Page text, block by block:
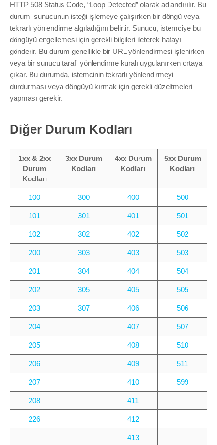
Marka Tescil
Yapay Zeka
Bilgi Bankası
Blog
Müşteri Giriş
Yeni Kayıt
HTTP 508 Status Code, “Loop Detected” olarak adlandırılır. Bu
durum, sunucunun isteği işlemeye çalışırken bir döngü veya
tekrarlı yönlendirme algıladığını belirtir. Sunucu, istemciye bu
döngüyü engellemesi için gerekli bilgileri ileterek hatayı
gönderir. Bu durum genellikle bir URL yönlendirmesi işlenirken
veya bir sunucu tarafı yönlendirme kuralı uygulanırken ortaya
çıkar. Bu durumda, istemcinin tekrarlı yönlendirmeyi
durdurması veya döngüyü kırmak için gerekli düzeltmeleri
yapması gerekir.
Diğer Durum Kodları
1xx & 2xx
Durum
Kodları
3xx Durum
Kodları
4xx Durum
Kodları
5xx Durum
Kodları
100 300 400 500
101 301 401 501
102 302 402 502
200 303 403 503
201 304 404 504
202 305 405 505
203 307 406 506
204 407 507
205 408 510
206 409 511
207 410 599
208 411
226 412
413